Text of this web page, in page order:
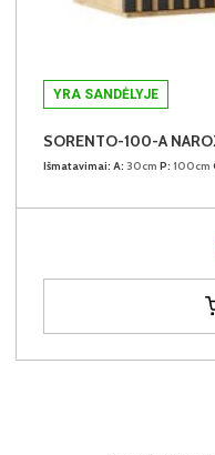
YRA SANDĖLYJE
SORENTO-100-A
Išmatavimai: A: 30cm P: 100cm